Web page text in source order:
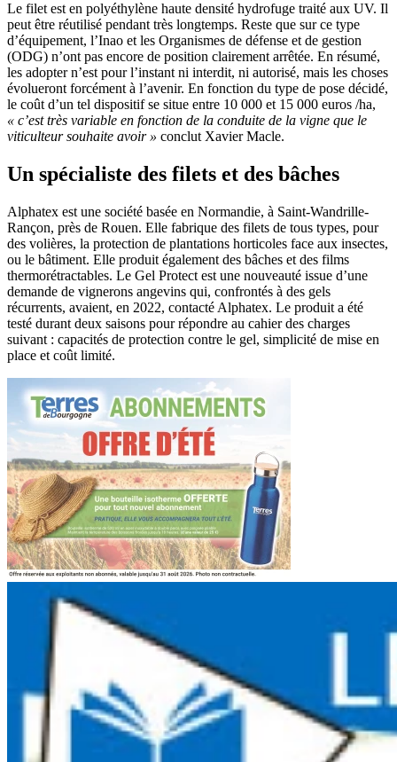
Le filet est en polyéthylène haute densité hydrofuge traité aux UV. Il
peut être réutilisé pendant très longtemps. Reste que sur ce type
d’équipement, l’Inao et les Organismes de défense et de gestion
(ODG) n’ont pas encore de position clairement arrêtée. En résumé,
les adopter n’est pour l’instant ni interdit, ni autorisé, mais les choses
évolueront forcément à l’avenir. En fonction du type de pose décidé,
le coût d’un tel dispositif se situe entre 10 000 et 15 000 euros /ha,
« c’est très variable en fonction de la conduite de la vigne que le
viticulteur souhaite avoir » conclut Xavier Macle.
Un spécialiste des filets et des bâches
Alphatex est une société basée en Normandie, à Saint-Wandrille-
Rançon, près de Rouen. Elle fabrique des filets de tous types, pour
des volières, la protection de plantations horticoles face aux insectes,
ou le bâtiment. Elle produit également des bâches et des films
thermorétractables. Le Gel Protect est une nouveauté issue d’une
demande de vignerons angevins qui, confrontés à des gels
récurrents, avaient, en 2022, contacté Alphatex. Le produit a été
testé durant deux saisons pour répondre au cahier des charges
suivant : capacités de protection contre le gel, simplicité de mise en
place et coût limité.